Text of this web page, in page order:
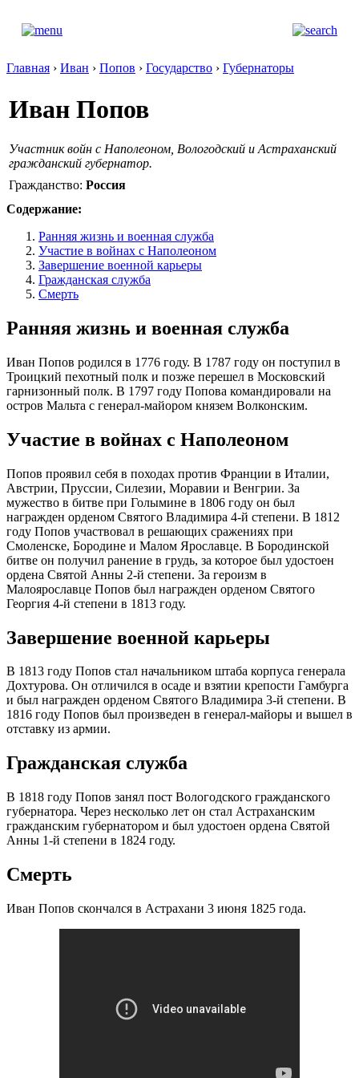
Главная › Иван › Попов › Государство › Губернаторы
Иван Попов
Участник войн с Наполеоном, Вологодский и Астраханский
гражданский губернатор.
Гражданство: Россия
Содержание:
Ранняя жизнь и военная служба
Участие в войнах с Наполеоном
Завершение военной карьеры
Гражданская служба
Смерть
Ранняя жизнь и военная служба
Иван Попов родился в 1776 году. В 1787 году он поступил в
Троицкий пехотный полк и позже перешел в Московский
гарнизонный полк. В 1797 году Попова командировали на
остров Мальта с генерал-майором князем Волконским.
Участие в войнах с Наполеоном
Попов проявил себя в походах против Франции в Италии,
Австрии, Пруссии, Силезии, Моравии и Венгрии. За
мужество в битве при Голымине в 1806 году он был
награжден орденом Святого Владимира 4-й степени. В 1812
году Попов участвовал в решающих сражениях при
Смоленске, Бородине и Малом Ярославце. В Бородинской
битве он получил ранение в грудь, за которое был удостоен
ордена Святой Анны 2-й степени. За героизм в
Малоярославце Попов был награжден орденом Святого
Георгия 4-й степени в 1813 году.
Завершение военной карьеры
В 1813 году Попов стал начальником штаба корпуса генерала
Дохтурова. Он отличился в осаде и взятии крепости Гамбурга
и был награжден орденом Святого Владимира 3-й степени. В
1816 году Попов был произведен в генерал-майоры и вышел в
отставку из армии.
Гражданская служба
В 1818 году Попов занял пост Вологодского гражданского
губернатора. Через несколько лет он стал Астраханским
гражданским губернатором и был удостоен ордена Святой
Анны 1-й степени в 1824 году.
Смерть
Иван Попов скончался в Астрахани 3 июня 1825 года.